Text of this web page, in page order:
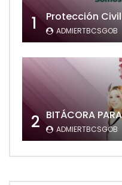
1 Protección
ADMIERTBCSGOB
2 BITÁCORA
ADMIERTBCSGOB